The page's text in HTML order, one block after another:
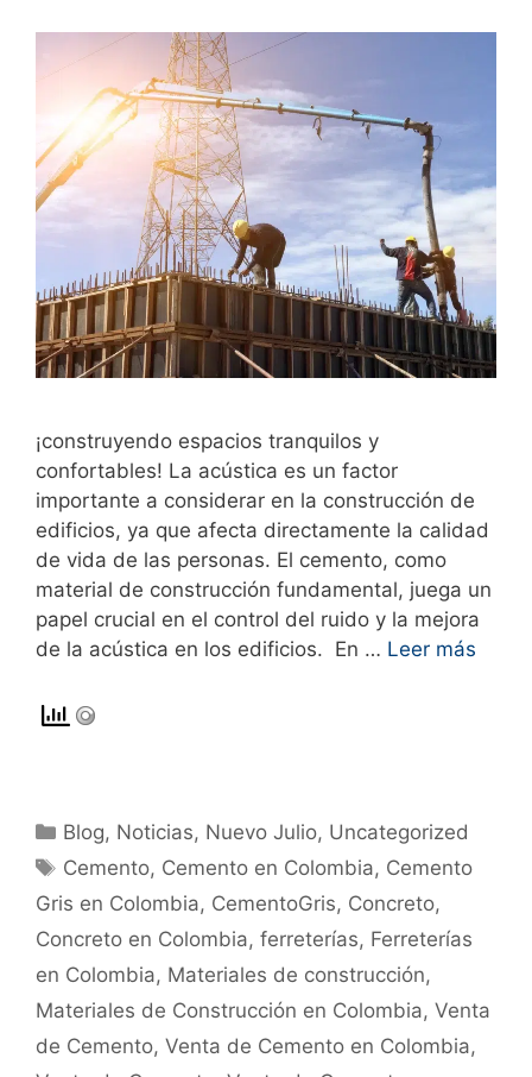
¡construyendo espacios tranquilos y
confortables! La acústica es un factor
importante a considerar en la construcción de
edificios, ya que afecta directamente la calidad
de vida de las personas. El cemento, como
material de construcción fundamental, juega un
papel crucial en el control del ruido y la mejora
de la acústica en los edificios. En … Leer más
Blog, Noticias, Nuevo Julio, Uncategorized
Cemento, Cemento en Colombia, Cemento
Gris en Colombia, CementoGris, Concreto,
Concreto en Colombia, ferreterías, Ferreterías
en Colombia, Materiales de construcción,
Materiales de Construcción en Colombia, Venta
de Cemento, Venta de Cemento en Colombia,